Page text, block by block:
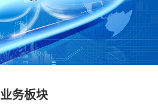
业务板块